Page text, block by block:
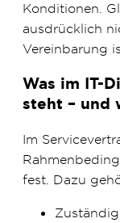
Konditionen.
ausdrücklich
Vereinbarung
Was im IT-
steht – und
Im
fest. Dazu